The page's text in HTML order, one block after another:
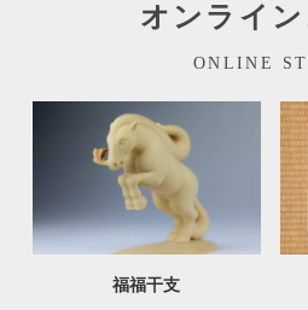
オンライ
ONLINE
福福干支